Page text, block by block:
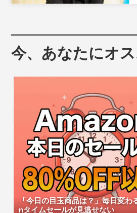
今、あなたにオ
「今日の目玉商品は？」毎日変わ
nタイムセールが見逃せない